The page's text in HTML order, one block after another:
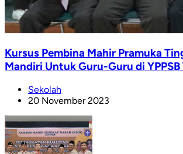
Kursus Pembina Mahir Pramuka
Mandiri Untuk Guru-Guru di
Sekolah
20 November 2023